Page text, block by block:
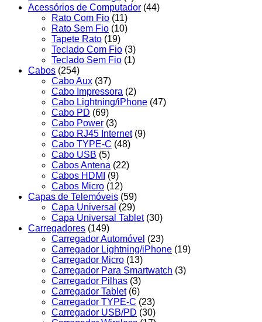
Acessórios de Computador (44)
Rato Com Fio (11)
Rato Sem Fio (10)
Tapete Rato (19)
Teclado Com Fio (3)
Teclado Sem Fio (1)
Cabos (254)
Cabo Aux (37)
Cabo Impressora (2)
Cabo Lightning/iPhone (47)
Cabo PD (69)
Cabo Power (3)
Cabo RJ45 Internet (9)
Cabo TYPE-C (48)
Cabo USB (5)
Cabos Antena (22)
Cabos HDMI
(9)
Cabos Micro (12)
Capas de Telemóveis (59)
Capa Universal (29)
Capa Universal Tablet (30)
Carregadores (149)
Carregador Automóvel (23)
Carregador Lightning/iPhone (19)
Carregador Micro (13)
Carregador Para Smartwatch (3)
Carregador Pilhas (3)
Carregador Tablet (6)
Carregador TYPE-C (23)
Carregador USB/PD (30)